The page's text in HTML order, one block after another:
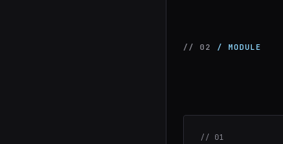
// 02 / MODULE
// 01